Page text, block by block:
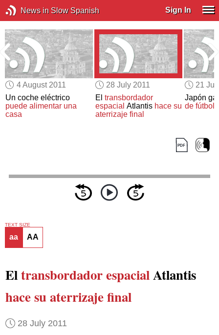
News in Slow Spanish Sign In
4 August 2011
Un coche eléctrico
puede alimentar una
casa
28 July 2011
El transbordador
espacial Atlantis hace su
aterrizaje final
21
Japón
de fútbol
TEXT SIZE
aa AA
Eltransbordador espacialAtlantis
hace su aterrizaje final
28 July 2011